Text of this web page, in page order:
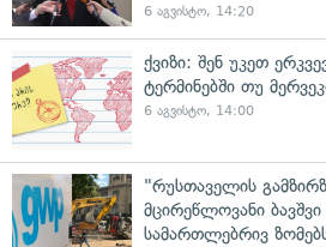
6 აგვისტო, 14:20
ქვიზი: შენ უკეთ
ტერმინებში თუ
6 აგვისტო, 14:00
"რუსთაველის
მცირეწლოვანი
სამართლებრივ